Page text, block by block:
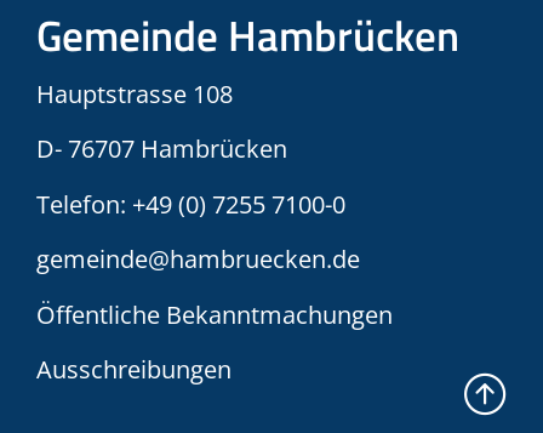
Gemeinde Hambrücken
Hauptstrasse 108
D- 76707 Hambrücken
Telefon: +49 (0) 7255 7100-0
gemeinde@hambruecken.de
Öffentliche Bekanntmachungen
Ausschreibungen